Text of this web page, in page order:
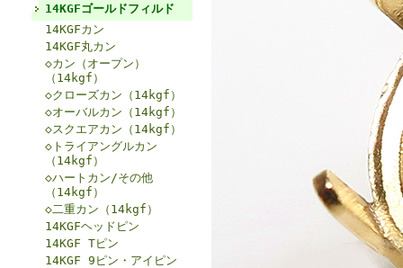
14KGFゴールドフィルド
14KGFカン
14KGF丸カン
◇カン（オープン）
（14kgf）
◇クローズカン（14kgf）
◇オーバルカン（14kgf）
◇スクエアカン（14kgf）
◇トライアングルカン
（14kgf）
◇ハートカン/その他
（14kgf）
◇二重カン（14kgf）
14KGFヘッドピン
14KGF Tピン
14KGF 9ピン・アイピン